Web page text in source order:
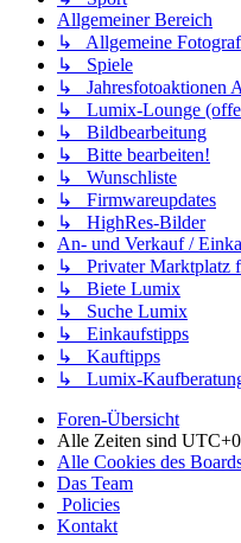
Allgemeiner Bereich
↳ Allgemeine
↳ Spiele
↳ Jahresfotoaktionen
↳ Lumix-Lounge
↳ Bildbearbeitung
↳ Bitte bearbeiten!
↳ Wunschliste
↳ Firmwareupdates
↳ HighRes-Bilder
An- und Verkauf /
↳ Privater Marktplatz
↳ Biete Lumix
↳ Suche Lumix
↳ Einkaufstipps
↳ Kauftipps
↳ Lumix-
Foren-Übersicht
Alle Zeiten sind
Alle Cookies des
Das Team
Policies
Kontakt